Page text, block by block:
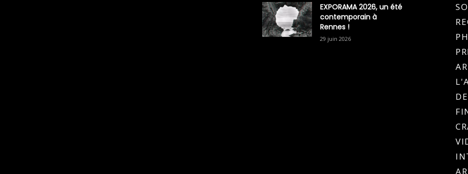
EXPORAMA 2026, un été
contemporain à
Rennes !
29 juin 2026